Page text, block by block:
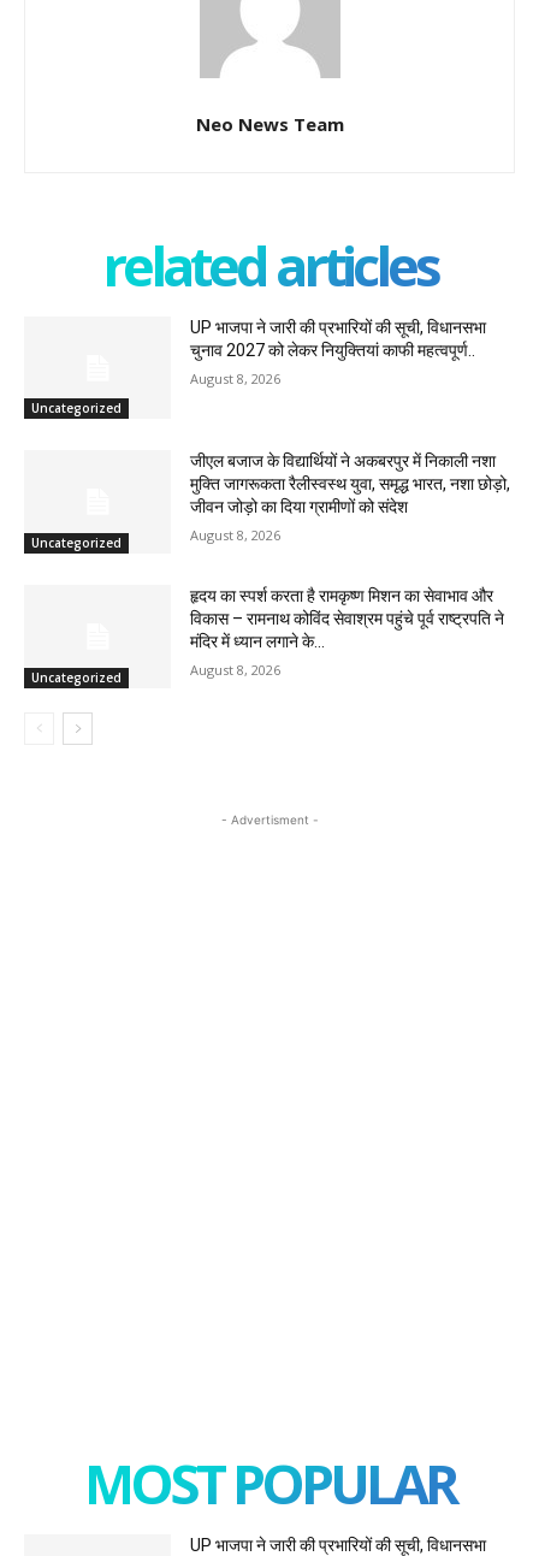
Neo News Team
related articles
Uncategorized
UP भाजपा ने जारी की प्रभारियों की सूची, विधानसभा
चुनाव 2027 को लेकर नियुक्तियां काफी महत्वपूर्ण..
August 8, 2026
Uncategorized
जीएल बजाज के विद्यार्थियों ने अकबरपुर में निकाली नशा
मुक्ति जागरूकता रैलीस्वस्थ युवा, समृद्ध भारत, नशा छोड़ो,
जीवन जोड़ो का दिया ग्रामीणों को संदेश
August 8, 2026
Uncategorized
हृदय का स्पर्श करता है रामकृष्ण मिशन का सेवाभाव और
विकास – रामनाथ कोविंद सेवाश्रम पहुंचे पूर्व राष्ट्रपति ने
मंदिर में ध्यान लगाने के...
August 8, 2026
- Advertisment -
MOST POPULAR
UP भाजपा ने जारी की प्रभारियों की सूची, विधानसभा